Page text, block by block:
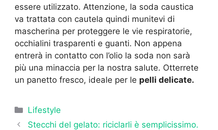
essere utilizzato. Attenzione, la soda caustica
va trattata con cautela quindi munitevi di
mascherina per proteggere le vie respiratorie,
occhialini trasparenti e guanti. Non appena
entrerà in contatto con l’olio la soda non sarà
più una minaccia per la nostra salute. Otterrete
un panetto fresco, ideale per le pelli delicate.
Categorie
Lifestyle
Stecchi del gelato: riciclarli è semplicissimo.